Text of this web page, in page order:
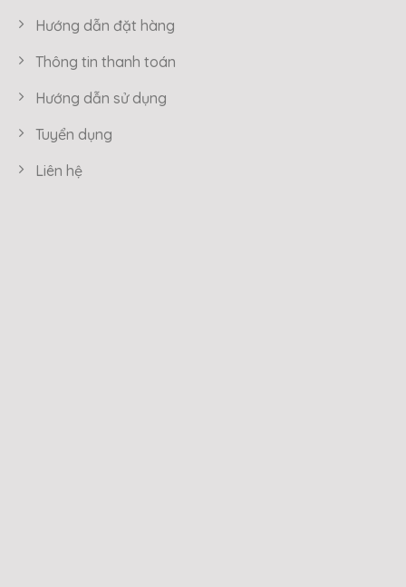
Hướng dẫn đặt hàng
Thông tin thanh toán
Hướng dẫn sử dụng
Tuyển dụng
Liên hệ